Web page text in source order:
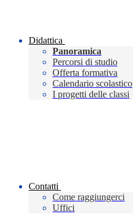
Didattica
Panoramica
Percorsi di studio
Offerta formativa
Calendario scolastico
I progetti delle classi
Contatti
Come raggiungerci
Uffici